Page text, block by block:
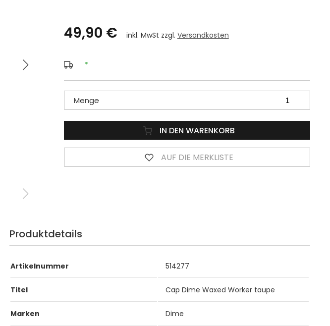
49,90 € inkl. MwSt zzgl. Versandkosten
*
Menge
IN DEN WARENKORB
AUF DIE MERKLISTE
Produktdetails
Artikelnummer 514277
Titel Cap Dime Waxed Worker taupe
Marken Dime